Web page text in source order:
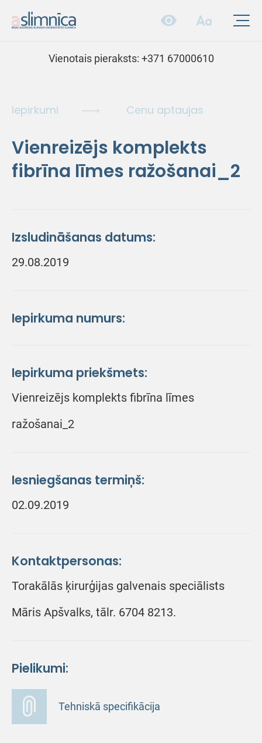
Vienotais pieraksts: +371 67000610
Iepirkumi Cenu aptaujas
Vienreizējs komplekts
fibrīna līmes ražošanai_2
Izsludināšanas datums:
29.08.2019
Iepirkuma numurs:
Iepirkuma priekšmets:
Vienreizējs komplekts fibrīna līmes
ražošanai_2
Iesniegšanas termiņš:
02.09.2019
Kontaktpersonas:
Torakālās ķirurģijas galvenais speciālists
Māris Apšvalks, tālr. 6704 8213.
Pielikumi:
Tehniskā specifikācija